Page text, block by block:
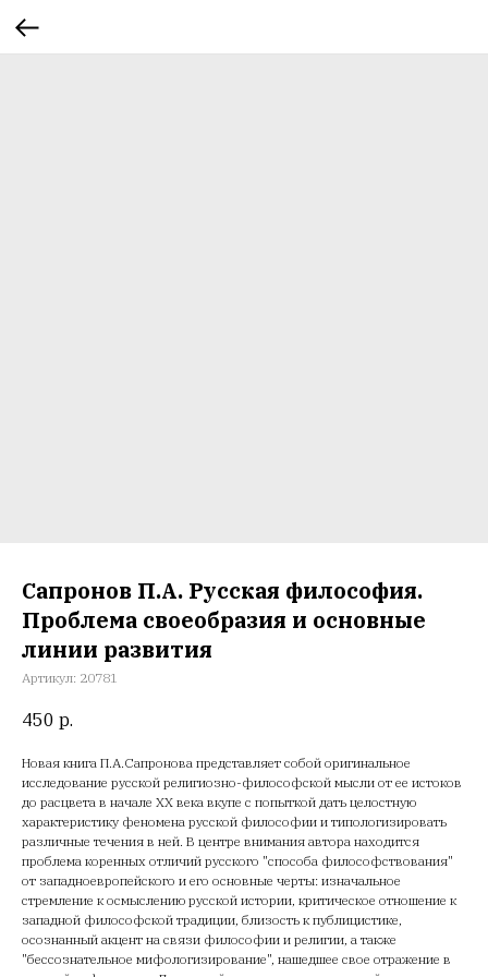
Сапронов П.А. Русская философия.
Проблема своеобразия и основные
линии развития
Артикул: 20781
450 р.
Новая книга П.А.Сапронова представляет собой оригинальное
исследование русской религиозно-философской мысли от ее истоков
до расцвета в начале XX века вкупе с попыткой дать целостную
характеристику феномена русской философии и типологизировать
различные течения в ней. В центре внимания автора находится
проблема коренных отличий русского "способа философствования"
от западноевропейского и его основные черты: изначальное
стремление к осмыслению русской истории, критическое отношение к
западной философской традиции, близость к публицистике,
осознанный акцент на связи философии и религии, а также
"бессознательное мифологизирование", нашедшее свое отражение в